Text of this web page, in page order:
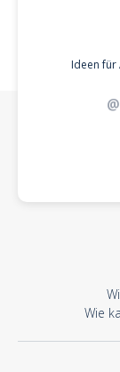
Ideen für
Wie